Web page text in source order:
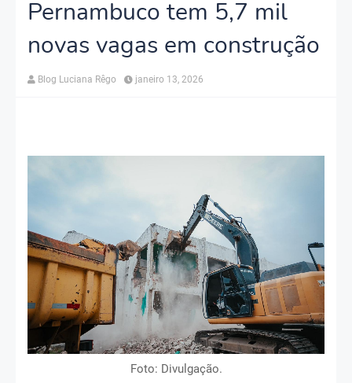
Pernambuco tem 5,7 mil
novas vagas em construção
Blog Luciana Rêgo janeiro 13, 2026
Foto: Divulgação.